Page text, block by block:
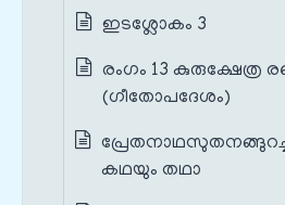
ഇടശ്ലോകം 3
രംഗം 13 കുരുക്ഷേത്ര
(ഗീതോപദേശം)
കഥയും തഥാ